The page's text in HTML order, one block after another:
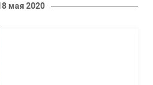
мая 2020